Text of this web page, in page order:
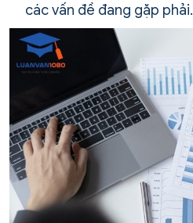
các vấn đề đang gặp phải.